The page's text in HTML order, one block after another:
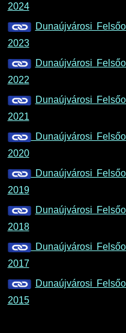
2024
Dunaújvárosi
2023
Dunaújvárosi
2022
Dunaújvárosi
2021
Dunaújvárosi
2020
Dunaújvárosi
2019
Dunaújvárosi
2018
Dunaújvárosi
2017
Dunaújvárosi
2015